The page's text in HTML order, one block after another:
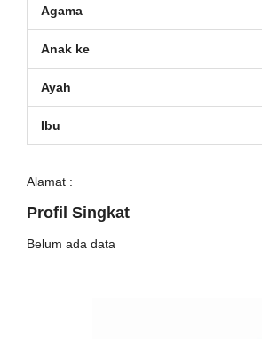
Agama
Anak ke
Ayah
Ibu
Alamat :
Profil Singkat
Belum ada data